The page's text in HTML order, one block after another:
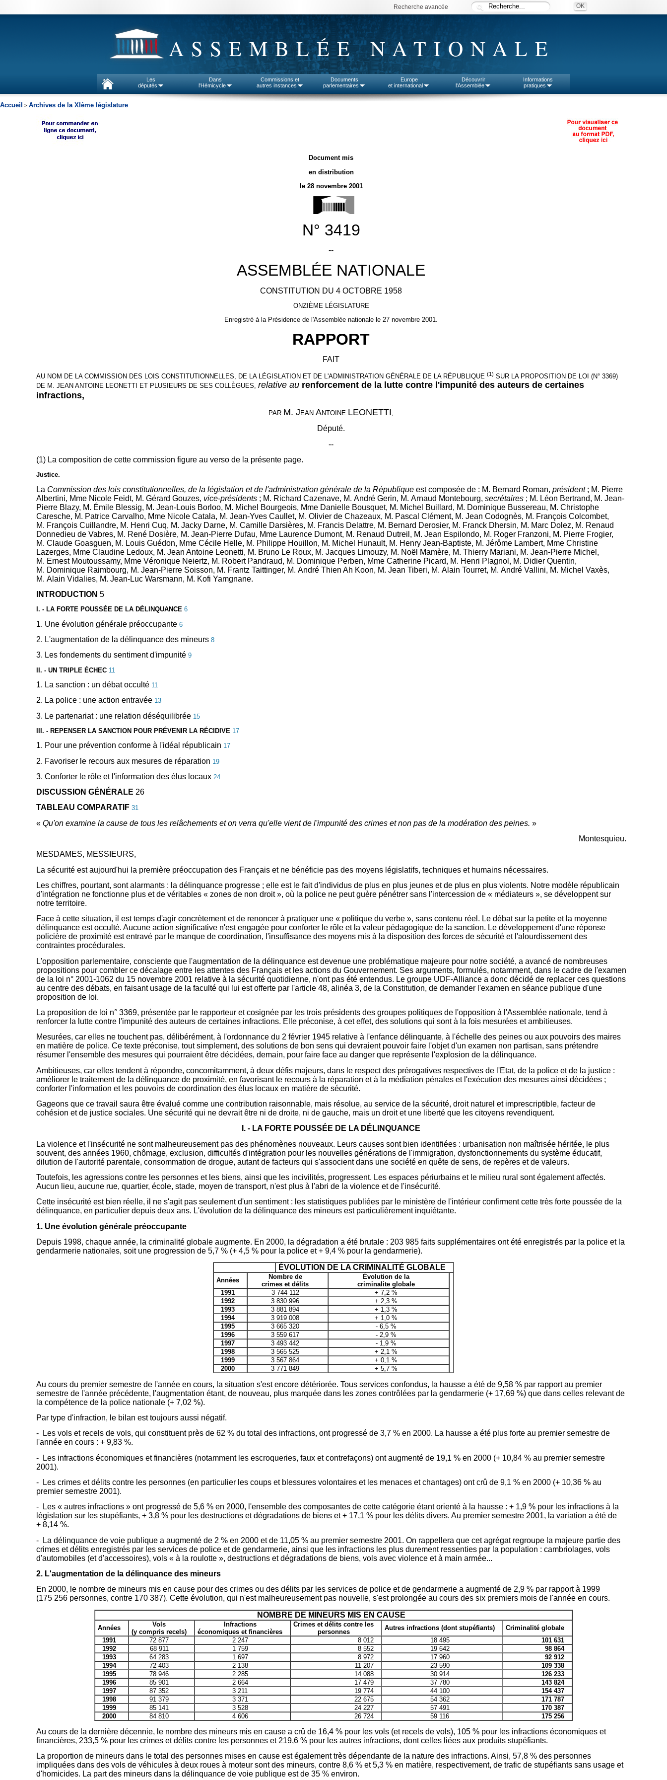
Recherche avancée
ASSEMBLÉE NATIONALE
Les
députés
Dans
l'Hémicycle
Commissions et
autres instances
Documents
parlementaires
Europe
et international
Découvrir
l'Assemblée
Informations
pratiques
Accueil > Archives de la XIème législature
Document mis
en distribution
le 28 novembre 2001
N° 3419
--
ASSEMBLÉE NATIONALE
CONSTITUTION DU 4 OCTOBRE 1958
ONZIÈME LÉGISLATURE
Enregistré à la Présidence de l'Assemblée nationale le 27 novembre 2001.
RAPPORT
FAIT
AU NOM DE LA COMMISSION DES LOIS CONSTITUTIONNELLES, DE LA LÉGISLATION ET DE L'ADMINISTRATION GÉNÉRALE DE LA RÉPUBLIQUE (1) SUR LA PROPOSITION DE LOI (N° 3369)
DE M. JEAN ANTOINE LEONETTI ET PLUSIEURS DE SES COLLÈGUES, relative au renforcement de la lutte contre l'impunité des auteurs de certaines
infractions,
PAR M. J EAN ANTOINE LEONETTI
Député.
--
(1) La composition de cette commission figure au verso de la présente page.
Justice.
La Commission des lois constitutionnelles, de la législation et de l'administration générale de la Républiqueest composée de : M. Bernard Roman, président; M. Pierre
Albertini, Mme Nicole Feidt, M. Gérard Gouzes, vice-présidents; M. Richard Cazenave, M. André Gerin, M. Arnaud Montebourg, secrétaires; M. Léon Bertrand, M. Jean-
Pierre Blazy, M. Émile Blessig, M. Jean-Louis Borloo, M. Michel Bourgeois, Mme Danielle Bousquet, M. Michel Buillard, M. Dominique Bussereau, M. Christophe
Caresche, M. Patrice Carvalho, Mme Nicole Catala, M. Jean-Yves Caullet, M. Olivier de Chazeaux, M. Pascal Clément, M. Jean Codognès, M. François Colcombet,
M. François Cuillandre, M. Henri Cuq, M. Jacky Darne, M. Camille Darsières, M. Francis Delattre, M. Bernard Derosier, M. Franck Dhersin, M. Marc Dolez, M. Renaud
Donnedieu de Vabres, M. René Dosière, M. Jean-Pierre Dufau, Mme Laurence Dumont, M. Renaud Dutreil, M. Jean Espilondo, M. Roger Franzoni, M. Pierre Frogier,
M. Claude Goasguen, M. Louis Guédon, Mme Cécile Helle, M. Philippe Houillon, M. Michel Hunault, M. Henry Jean-Baptiste, M. Jérôme Lambert, Mme Christine
Lazerges, Mme Claudine Ledoux, M. Jean Antoine Leonetti, M. Bruno Le Roux, M. Jacques Limouzy, M. Noël Mamère, M. Thierry Mariani, M. Jean-Pierre Michel,
M. Ernest Moutoussamy, Mme Véronique Neiertz, M. Robert Pandraud, M. Dominique Perben, Mme Catherine Picard, M. Henri Plagnol, M. Didier Quentin,
M. Dominique Raimbourg, M. Jean-Pierre Soisson, M. Frantz Taittinger, M. André Thien Ah Koon, M. Jean Tiberi, M. Alain Tourret, M. André Vallini, M. Michel Vaxès,
M. Alain Vidalies, M. Jean-Luc Warsmann, M. Kofi Yamgnane.
INTRODUCTION 5
I. - LA FORTE POUSSÉE DE LA DÉLINQUANCE 6
1. Une évolution générale préoccupante 6
2. L'augmentation de la délinquance des mineurs 8
3. Les fondements du sentiment d'impunité 9
II. - UN TRIPLE ÉCHEC 11
1. La sanction : un débat occulté 11
2. La police : une action entravée 13
3. Le partenariat : une relation déséquilibrée 15
III. - REPENSER LA SANCTION POUR PRÉVENIR LA RÉCIDIVE 17
1. Pour une prévention conforme à l'idéal républicain 17
2. Favoriser le recours aux mesures de réparation 19
3. Conforter le rôle et l'information des élus locaux 24
DISCUSSION GÉNÉRALE 26
TABLEAU COMPARATIF 31
« Qu'on examine la cause de tous les relâchements et on verra qu'elle vient de l'impunité des crimes et non pas de la modération des peines. »
Montesquieu.
MESDAMES, MESSIEURS,
La sécurité est aujourd'hui la première préoccupation des Français et ne bénéficie pas des moyens législatifs, techniques et humains nécessaires.
Les chiffres, pourtant, sont alarmants : la délinquance progresse ; elle est le fait d'individus de plus en plus jeunes et de plus en plus violents. Notre modèle républicain
d'intégration ne fonctionne plus et de véritables « zones de non droit », où la police ne peut guère pénétrer sans l'intercession de « médiateurs », se développent sur
notre territoire.
Face à cette situation, il est temps d'agir concrètement et de renoncer à pratiquer une « politique du verbe », sans contenu réel. Le débat sur la petite et la moyenne
délinquance est occulté. Aucune action significative n'est engagée pour conforter le rôle et la valeur pédagogique de la sanction. Le développement d'une réponse
policière de proximité est entravé par le manque de coordination, l'insuffisance des moyens mis à la disposition des forces de sécurité et l'alourdissement des
contraintes procédurales.
L'opposition parlementaire, consciente que l'augmentation de la délinquance est devenue une problématique majeure pour notre société, a avancé de nombreuses
propositions pour combler ce décalage entre les attentes des Français et les actions du Gouvernement. Ses arguments, formulés, notamment, dans le cadre de l'examen
de la loi n° 2001-1062 du 15 novembre 2001 relative à la sécurité quotidienne, n'ont pas été entendus. Le groupe UDF-Alliance a donc décidé de replacer ces questions
au centre des débats, en faisant usage de la faculté qui lui est offerte par l'article 48, alinéa 3, de la Constitution, de demander l'examen en séance publique d'une
proposition de loi.
La proposition de loi n° 3369, présentée par le rapporteur et cosignée par les trois présidents des groupes politiques de l'opposition à l'Assemblée nationale, tend à
renforcer la lutte contre l'impunité des auteurs de certaines infractions. Elle préconise, à cet effet, des solutions qui sont à la fois mesurées et ambitieuses.
Mesurées, car elles ne touchent pas, délibérément, à l'ordonnance du 2 février 1945 relative à l'enfance délinquante, à l'échelle des peines ou aux pouvoirs des maires
en matière de police. Ce texte préconise, tout simplement, des solutions de bon sens qui devraient pouvoir faire l'objet d'un examen non partisan, sans prétendre
résumer l'ensemble des mesures qui pourraient être décidées, demain, pour faire face au danger que représente l'explosion de la délinquance.
Ambitieuses, car elles tendent à répondre, concomitamment, à deux défis majeurs, dans le respect des prérogatives respectives de l'Etat, de la police et de la justice :
améliorer le traitement de la délinquance de proximité, en favorisant le recours à la réparation et à la médiation pénales et l'exécution des mesures ainsi décidées ;
conforter l'information et les pouvoirs de coordination des élus locaux en matière de sécurité.
Gageons que ce travail saura être évalué comme une contribution raisonnable, mais résolue, au service de la sécurité, droit naturel et imprescriptible, facteur de
cohésion et de justice sociales. Une sécurité qui ne devrait être ni de droite, ni de gauche, mais un droit et une liberté que les citoyens revendiquent.
I. - LA FORTE POUSSÉE DE LA DÉLINQUANCE
La violence et l'insécurité ne sont malheureusement pas des phénomènes nouveaux. Leurs causes sont bien identifiées : urbanisation non maîtrisée héritée, le plus
souvent, des années 1960, chômage, exclusion, difficultés d'intégration pour les nouvelles générations de l'immigration, dysfonctionnements du système éducatif,
dilution de l'autorité parentale, consommation de drogue, autant de facteurs qui s'associent dans une société en quête de sens, de repères et de valeurs.
Toutefois, les agressions contre les personnes et les biens, ainsi que les incivilités, progressent. Les espaces périurbains et le milieu rural sont également affectés.
Aucun lieu, aucune rue, quartier, école, stade, moyen de transport, n'est plus à l'abri de la violence et de l'insécurité.
Cette insécurité est bien réelle, il ne s'agit pas seulement d'un sentiment : les statistiques publiées par le ministère de l'intérieur confirment cette très forte poussée de la
délinquance, en particulier depuis deux ans. L'évolution de la délinquance des mineurs est particulièrement inquiétante.
1. Une évolution générale préoccupante
Depuis 1998, chaque année, la criminalité globale augmente. En 2000, la dégradation a été brutale : 203 985 faits supplémentaires ont été enregistrés par la police et la
gendarmerie nationales, soit une progression de 5,7 % (+ 4,5 % pour la police et + 9,4 % pour la gendarmerie).
ÉVOLUTION DE LA CRIMINALITÉ GLOBALE
Années
Nombre de
crimes et délits
Évolution de la
criminalite globale
1991
3 744 112
+ 7,2 %
1992
3 830 996
+ 2,3 %
1993
3 881 894
+ 1,3 %
1994
3 919 008
+ 1,0 %
1995
3 665 320
- 6,5 %
1996
3 559 617
- 2,9 %
1997
3 493 442
- 1,9 %
1998
3 565 525
+ 2,1 %
1999
3 567 864
+ 0,1 %
2000
3 771 849 + 5,7 %
Au cours du premier semestre de l'année en cours, la situation s'est encore détériorée. Tous services confondus, la hausse a été de 9,58 % par rapport au premier
semestre de l'année précédente, l'augmentation étant, de nouveau, plus marquée dans les zones contrôlées par la gendarmerie (+ 17,69 %) que dans celles relevant de
la compétence de la police nationale (+ 7,02 %).
Par type d'infraction, le bilan est toujours aussi négatif.
- Les vols et recels de vols, qui constituent près de 62 % du total des infractions, ont progressé de 3,7 % en 2000. La hausse a été plus forte au premier semestre de
l'année en cours : + 9,83 %.
- Les infractions économiques et financières (notamment les escroqueries, faux et contrefaçons) ont augmenté de 19,1 % en 2000 (+ 10,84 % au premier semestre
2001).
- Les crimes et délits contre les personnes (en particulier les coups et blessures volontaires et les menaces et chantages) ont crû de 9,1 % en 2000 (+ 10,36 % au
premier semestre 2001).
- Les « autres infractions » ont progressé de 5,6 % en 2000, l'ensemble des composantes de cette catégorie étant orienté à la hausse : + 1,9 % pour les infractions à la
législation sur les stupéfiants, + 3,8 % pour les destructions et dégradations de biens et + 17,1 % pour les délits divers. Au premier semestre 2001, la variation a été de
+ 8,14 %.
- La délinquance de voie publique a augmenté de 2 % en 2000 et de 11,05 % au premier semestre 2001. On rappellera que cet agrégat regroupe la majeure partie des
crimes et délits enregistrés par les services de police et de gendarmerie, ainsi que les infractions les plus durement ressenties par la population : cambriolages, vols
d'automobiles (et d'accessoires), vols « à la roulotte », destructions et dégradations de biens, vols avec violence et à main armée...
2. L'augmentation de la délinquance des mineurs
En 2000, le nombre de mineurs mis en cause pour des crimes ou des délits par les services de police et de gendarmerie a augmenté de 2,9 % par rapport à 1999
(175 256 personnes, contre 170 387). Cette évolution, qui n'est malheureusement pas nouvelle, s'est prolongée au cours des six premiers mois de l'année en cours.
NOMBRE DE MINEURS MIS EN CAUSE
Années
Vols
(y compris recels)
Infractions
économiques et financières
Crimes et délits contre les
personnes
Autres infractions (dont stupéfiants)
Criminalité globale
1991
72 877 2 247 8 012 18 495
101 631
1992
68 911 1 759 8 552 19 642
98 864
1993
64 283 1 697 8 972 17 960
92 912
1994
72 403 2 138 11 207 23 590
109 338
1995
78 946 2 285 14 088 30 914
126 233
1996
85 901 2 664 17 479 37 780
143 824
1997
87 352 3 211 19 774 44 100
154 437
1998
91 379 3 371 22 675 54 362
171 787
1999
85 141 3 528 24 227 57 491
170 387
2000
84 810 4 606 26 724 59 116 175 256
Au cours de la dernière décennie, le nombre des mineurs mis en cause a crû de 16,4 % pour les vols (et recels de vols), 105 % pour les infractions économiques et
financières, 233,5 % pour les crimes et délits contre les personnes et 219,6 % pour les autres infractions, dont celles liées aux produits stupéfiants.
La proportion de mineurs dans le total des personnes mises en cause est également très dépendante de la nature des infractions. Ainsi, 57,8 % des personnes
impliquées dans des vols de véhicules à deux roues à moteur sont des mineurs, contre 8,6 % et 5,3 % en matière, respectivement, de trafic de stupéfiants sans usage et
d'homicides. La part des mineurs dans la délinquance de voie publique est de 35 % environ.